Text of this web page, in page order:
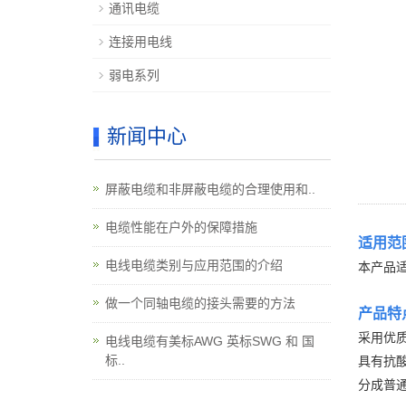
适用范
本产品
产品特
采用优
具有抗
分成普
通讯电缆
连接用电线
弱电系列
新闻中心
屏蔽电缆和非屏蔽电缆的合理使用和..
电缆性能在户外的保障措施
电线电缆类别与应用范围的介绍
做一个同轴电缆的接头需要的方法
电线电缆有美标AWG 英标SWG 和 国
标..